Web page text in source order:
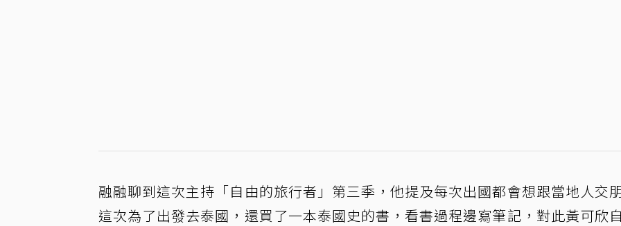
融融聊到這次主持「自由的旅行者」第三季，他提及每次出國都會想跟當地人交
這次為了出發去泰國，還買了一本泰國史的書，看書過程邊寫筆記，對此黃可欣